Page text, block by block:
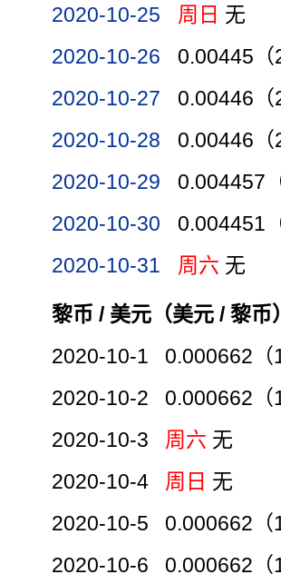
2020-10-25 周日 无
2020-10-26
0.00445（
2020-10-27
0.00446（
2020-10-28
0.00446（
2020-10-29
0.004457
2020-10-30
0.004451
2020-10-31
周六 无
黎币 / 美元（美元 / 黎币）
2020-10-1 0.000662（
2020-10-2 0.000662（
2020-10-3 周六 无
2020-10-4 周日 无
2020-10-5 0.000662（
2020-10-6 0.000662（